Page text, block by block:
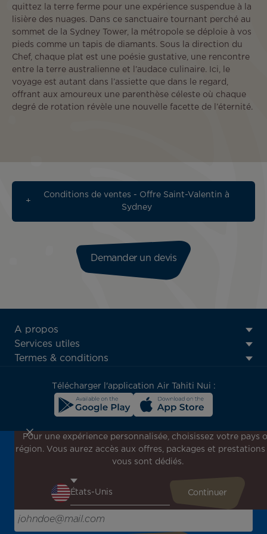
quittez la terre ferme pour une expérience suspendue à la
lisière des nuages. Dans ce sanctuaire tournant perché au
sommet de la Sydney Tower, la métropole se déploie à vos
pieds comme un tapis de diamants. Sous la direction du
Chef, chaque plat est une poésie gustative, une rencontre
entre la terre australienne et l’audace culinaire. Ici, le
voyage est autant dans l’assiette que dans le regard,
offrant aux amoureux une parenthèse céleste où chaque
degré de rotation révèle une nouvelle facette de l’éternité.
Conditions de ventes - Offre Saint-Valentin à
Sydney
Demander un devis
ATN:
Footer
menu
A propos
Services utiles
Termes & conditions
Télécharger l'application Air Tahiti Nui :
Inscrivez-vous à notre newsletter !
Recevez en avant-première toutes nos offres spéciales et
l'inspiration pour votre prochain voyage !
Saisissez votre adresse e-mail ici
Pour une expérience personnalisée, choisissez votre pays
région. Vous aurez accès aux offres, packages et prestations
vous sont dédiés.